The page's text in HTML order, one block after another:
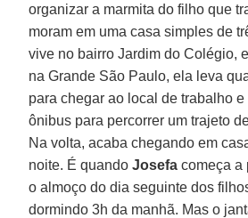
organizar a marmita do filho que
moram em uma casa simples de
vive no bairro Jardim do Colégio,
na Grande São Paulo, ela leva
para chegar ao local de trabalho
ônibus para percorrer um trajeto
Na volta, acaba chegando em
noite. É quandoJosefa começa a
o almoço do dia seguinte dos
dormindo 3h da manhã. Mas o